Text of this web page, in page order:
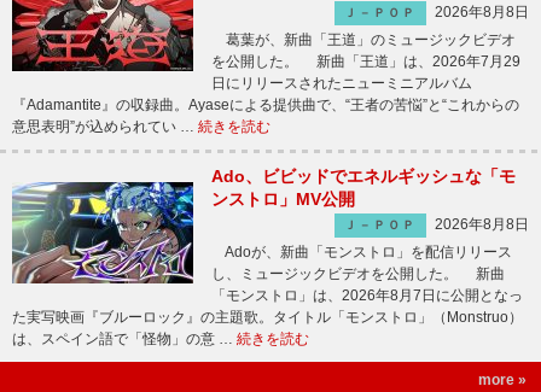
Ｊ－ＰＯＰ
2026年8月8日
葛葉が、新曲「王道」のミュージックビデオ
を公開した。 新曲「王道」は、2026年7月29
日にリリースされたニューミニアルバム
『Adamantite』の収録曲。Ayaseによる提供曲で、“王者の苦悩”と“これからの
意思表明”が込められてい … 続きを読む
Ado、ビビッドでエネルギッシュな「モ
ンストロ」MV公開
Ｊ－ＰＯＰ
2026年8月8日
Adoが、新曲「モンストロ」を配信リリース
し、ミュージックビデオを公開した。 新曲
「モンストロ」は、2026年8月7日に公開となっ
た実写映画『ブルーロック』の主題歌。タイトル「モンストロ」（Monstruo）
は、スペイン語で「怪物」の意 … 続きを読む
more »